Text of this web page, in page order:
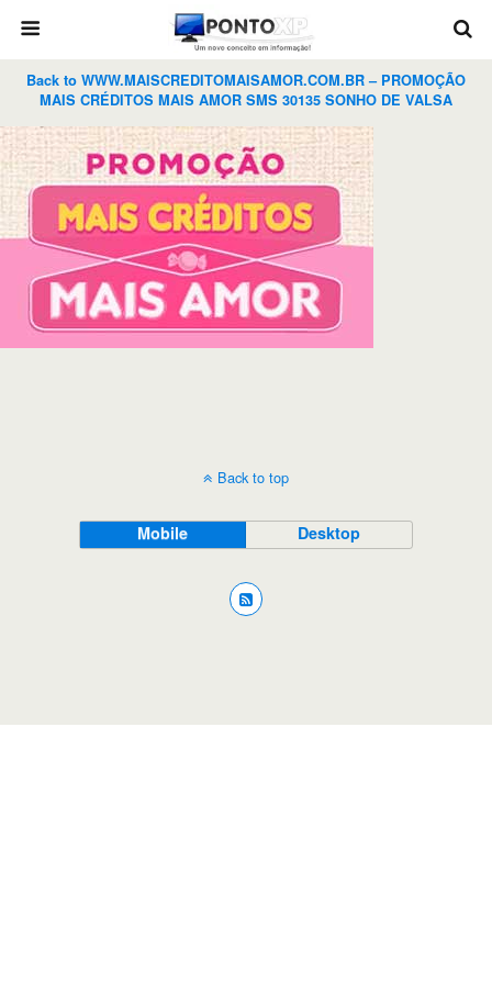
Back to WWW.MAISCREDITOMAISAMOR.COM.BR – PROMOÇÃO
MAIS CRÉDITOS MAIS AMOR SMS 30135 SONHO DE VALSA
Back to top
Mobile Desktop